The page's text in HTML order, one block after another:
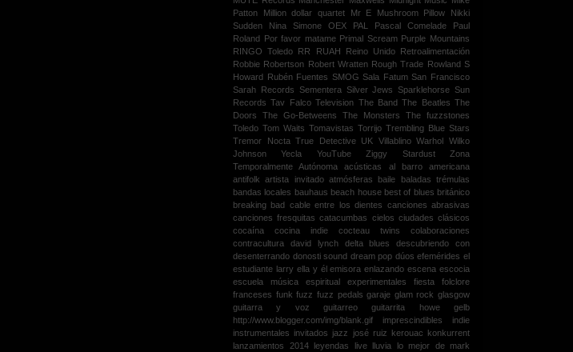
Patton
Million dollar quartet Mr E Mushroom Pillow
Nikki
Sudden
Nina Simone OEX PAL Pascal Comelade
Paul
Roland Por favor matame Primal Scream Purple Mountains
RINGO Toledo RR RUAH Reino Unido Retroalimentación
Robbie Robertson Robert Wratten Rough Trade Rowland S
Howard Rubén Fuentes SMOG Sala Fatum San Francisco
Sarah Records
Sementera Silver Jews Sparklehorse Sun
Records Tav Falco Television The Band The Beatles The
Doors
The Go-Betweens The Monsters
The fuzzstones
Toledo Tom Waits Tomavistas Torrijo Trembling Blue Stars
Tremor Nocta True Detective UK Villablino Warhol Wilko
Johnson
Yecla YouTube Ziggy Stardust
Zona
Temporalmente Autónoma
acústicas al barro
americana
antifolk
artista invitado atmósferas baile
baladas trémulas
bandas locales bauhaus beach house best of blues británico
breaking bad cable entre los dientes canciones abrasivas
canciones fresquitas catacumbas cielos ciudades clásicos
cocaína
cocina indie cocteau twins
colaboraciones
contracultura
david lynch delta blues
descubriendo con
desenterrando donosti sound dream pop dúos efemérides el
estudiante larry ella y él emisora enlazando escena escocia
escuela música
espiritual experimentales fiesta
folclore
franceses funk fuzz fuzz pedals garaje glam rock glasgow
guitarra y voz
guitarreo guitarrita
howe gelb
http://www.blogger.com/img/blank.gif
imprescindibles
indie
instrumentales invitados jazz josé ruiz kerouac konkurrent
lanzamientos 2014
leyendas live lluvia lo mejor de
mark